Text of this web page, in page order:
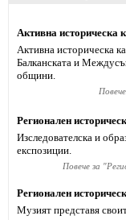
Активна историческа
Активна историческа
Балканската и
общини.
Регионален
Изследователска и
експозиции.
Повече за "
Регионален
Музият представя